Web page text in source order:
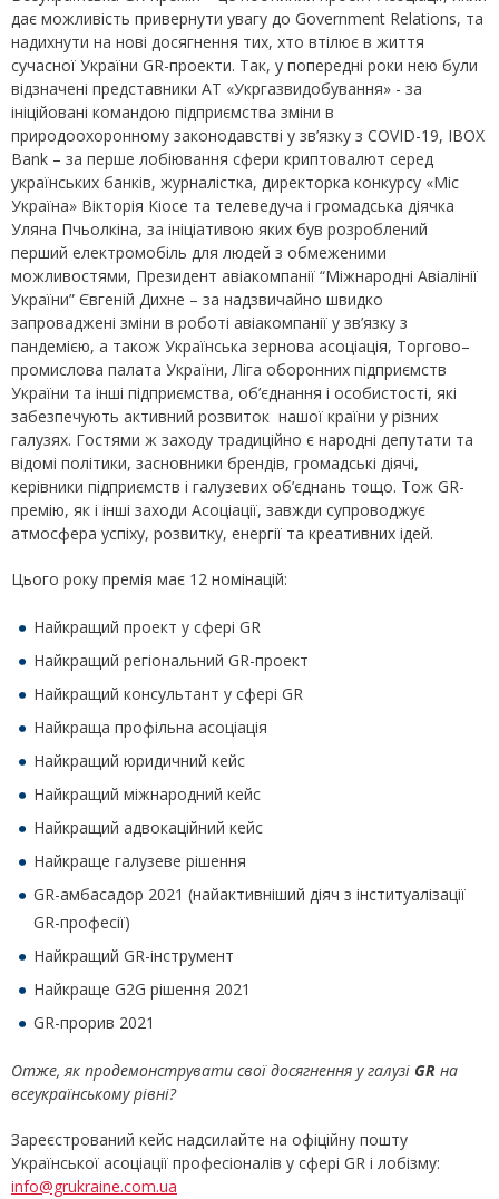
дає можливість привернути увагу до Government Relations, та
надихнути на нові досягнення тих, хто втілює в життя
сучасної України GR-проекти. Так, у попередні роки нею були
відзначені представники АТ «Укргазвидобування» - за
ініційовані командою підприємства зміни в
природоохоронному законодавстві у зв’язку з COVID-19, IBOX
Bank – за перше лобіювання сфери криптовалют серед
українських банків, журналістка, директорка конкурсу «Міс
Україна» Вікторія Кіосе та телеведуча і громадська діячка
Уляна Пчьолкіна, за ініціативою яких був розроблений
перший електромобіль для людей з обмеженими
можливостями, Президент авіакомпанії “Міжнародні Авіалінії
України” Євгеній Дихне – за надзвичайно швидко
запроваджені зміни в роботі авіакомпанії у зв’язку з
пандемією, а також Українська зернова асоціація, Торгово–
промислова палата України, Ліга оборонних підприємств
України та інші підприємства, об’єднання і особистості, які
забезпечують активний розвиток нашої країни у різних
галузях. Гостями ж заходу традиційно є народні депутати та
відомі політики, засновники брендів, громадські діячі,
керівники підприємств і галузевих об’єднань тощо. Тож GR-
премію, як і інші заходи Асоціації, завжди супроводжує
атмосфера успіху, розвитку, енергії та креативних ідей.
Цього року премія має 12 номінацій:
Найкращий проект у сфері GR
Найкращий регіональний GR-проект
Найкращий консультант у сфері GR
Найкраща профільна асоціація
Найкращий юридичний кейс
Найкращий міжнародний кейс
Найкращий адвокаційний кейс
Найкраще галузеве рішення
GR-амбасадор 2021 (найактивніший діяч з інституалізації
GR-професії)
Найкращий GR-інструмент
Найкраще G2G рішення 2021
GR-прорив 2021
Отже, як продемонструвати свої досягнення у галузі GR на
всеукраїнському рівні?
Зареєстрований кейс надсилайте на офіційну пошту
Української асоціації професіоналів у сфері GR і лобізму:
info@grukraine.com.ua